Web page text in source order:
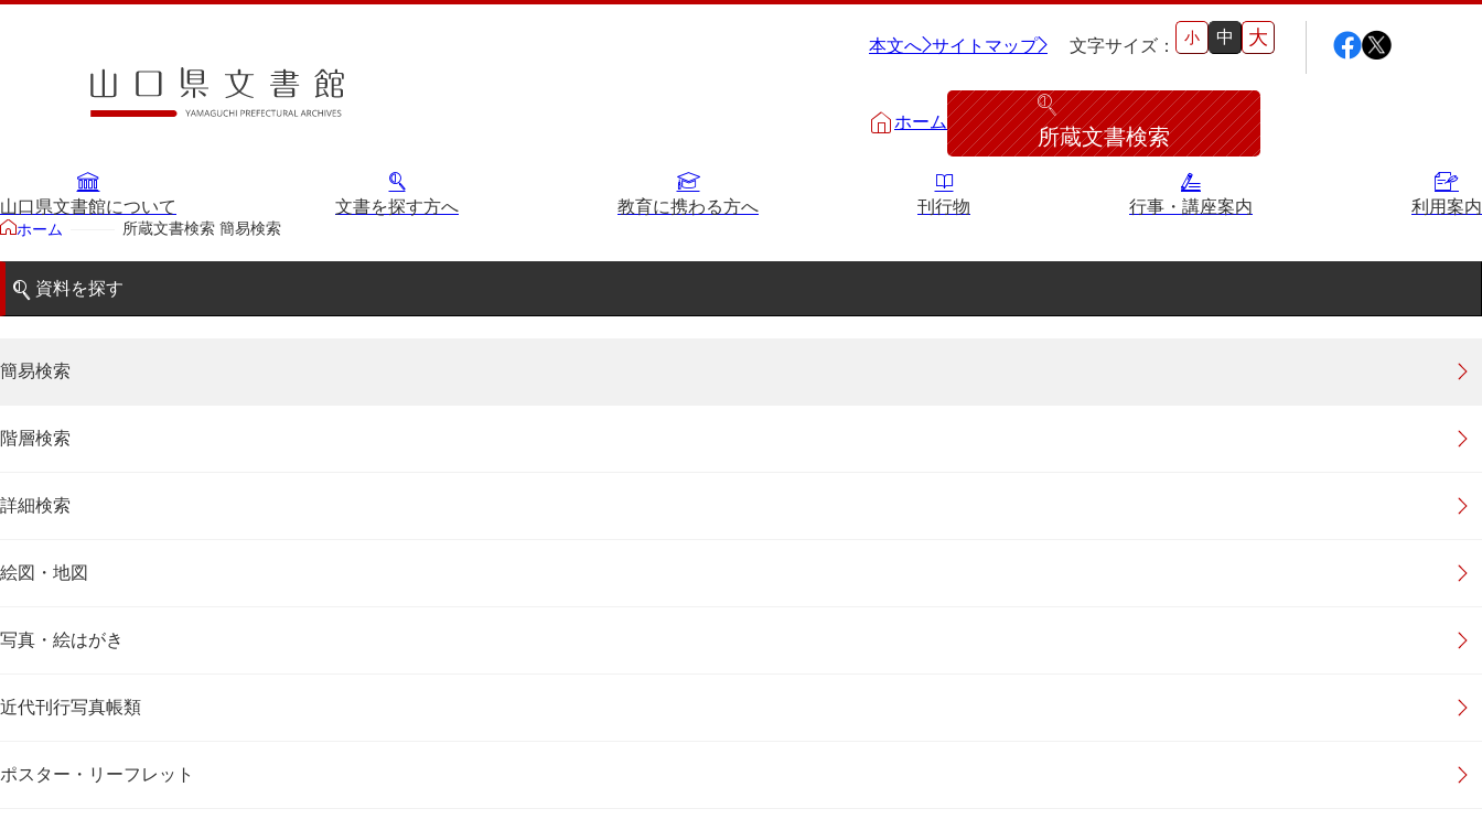
本文へ サイトマップ 文字サイズ： 小 中 大
ホーム
所蔵文書検索
山口県文書館について 文書を探す方へ 教育に携わる方へ 刊行物 行事・講座案内 利用案内
ホーム 所蔵文書検索 簡易検索
資料を探す
簡易検索
階層検索
詳細検索
絵図・地図
写真・絵はがき
近代刊行写真帳類
ポスター・リーフレット